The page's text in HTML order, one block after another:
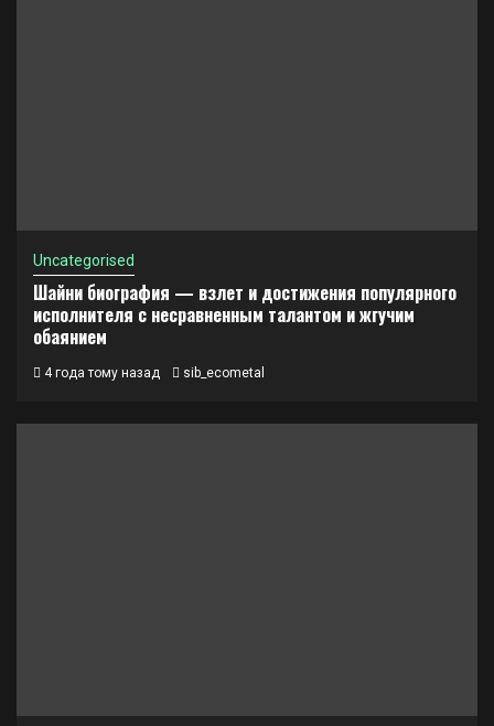
Uncategorised
Шайни биография — взлет и достижения популярного
исполнителя с несравненным талантом и жгучим
обаянием
4 года тому назад sib_ecometal